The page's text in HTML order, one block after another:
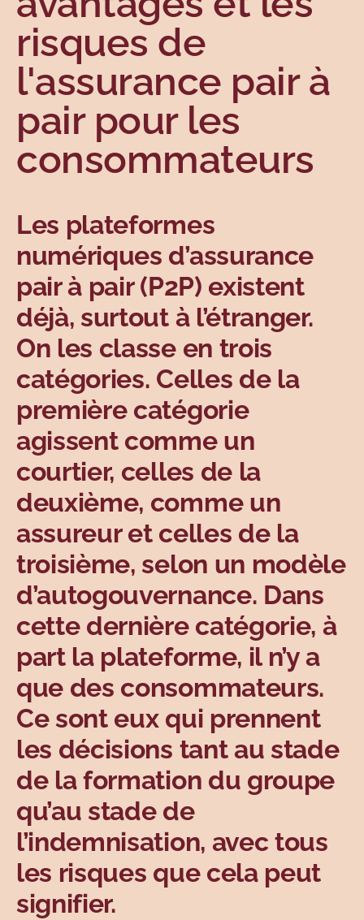
Sujets
risques de
l'assurance pair à
pair pour les
consommateurs
Les plateformes
numériques d’assurance
pair à pair (P2P) existent
déjà, surtout à l’étranger.
On les classe en trois
catégories. Celles de la
première catégorie
agissent comme un
courtier, celles de la
deuxième, comme un
assureur et celles de la
troisième, selon un modèle
d’autogouvernance. Dans
cette dernière catégorie, à
part la plateforme, il n’y a
que des consommateurs.
Ce sont eux qui prennent
les décisions tant au stade
de la formation du groupe
qu’au stade de
l’indemnisation, avec tous
les risques que cela peut
signifier.